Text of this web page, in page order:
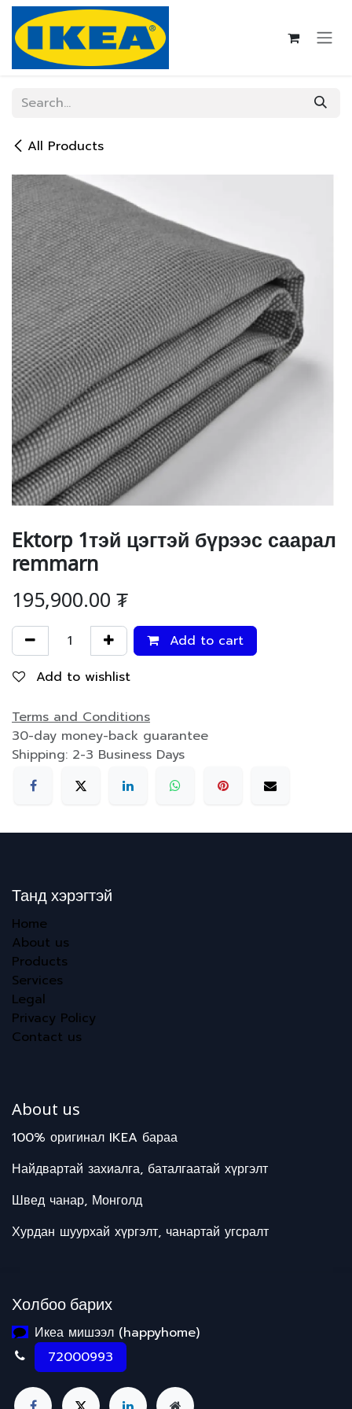
Skip to Content
All Products
Ektorp 1тэй цэгтэй бүрээс саарал
remmarn
195,900.00₮
Add to cart
Add to wishlist
Terms and Conditions
30-day money-back guarantee
Shipping: 2-3 Business Days
Танд хэрэгтэй
Home
About us
Products
Services
Legal
Privacy Policy
Contact us
About us
100% оригинал IKEA бараа
Найдвартай захиалга, баталгаатай хүргэлт
Швед чанар, Монголд
Хурдан шуурхай хүргэлт, чанартай угсралт
Холбоо барих
Икеа мишээл (happyhome)
72000993